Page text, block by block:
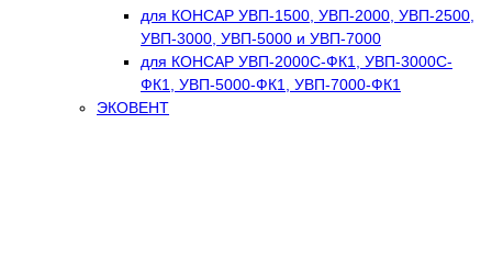
для КОНСАР УВП-1500, УВП-2000, УВП-2500,
УВП-3000, УВП-5000 и УВП-7000
для КОНСАР УВП-2000С-ФК1, УВП-3000С-
ФК1, УВП-5000-ФК1, УВП-7000-ФК1
ЭКОВЕНТ